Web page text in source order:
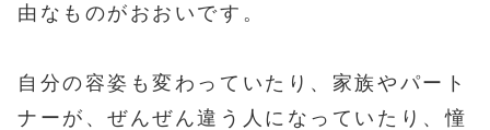
由なものがおおいです。
自分の容姿も変わっていたり、家族やパート
ナーが、ぜんぜん違う人になっていたり、憧